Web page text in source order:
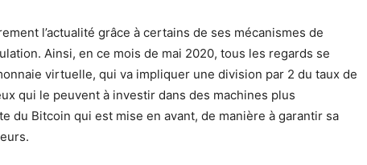
l’actualité grâce à certains de ses mécanismes de
Ainsi, en ce mois de mai 2020, tous les regards se
virtuelle, qui va impliquer une division par 2 du taux de
qui le peuvent à investir dans des machines plus
du Bitcoin qui est mise en avant, de manière à garantir sa